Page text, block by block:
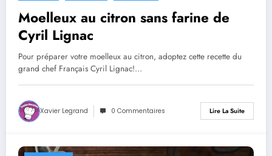
Moelleux au citron sans farine de
Cyril Lignac
Pour préparer votre moelleux au citron, adoptez cette recette du
grand chef Français Cyril Lignac!…
Xavier Legrand 0 Commentaires Lire La Suite